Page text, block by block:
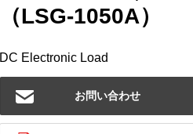
（LSG-1050A）
DC Electronic Load
お問い合わせ